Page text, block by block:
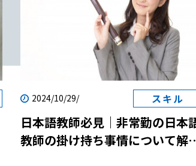
2024/10/29/ スキル
日本語教師必見｜非常勤の日本
教師の掛け持ち事情について解